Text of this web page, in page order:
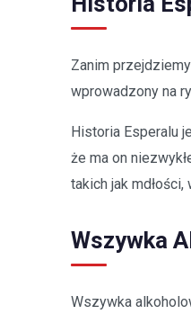
Zanim
wprowadzony na
Historia Esperalu
że ma on
takich jak
Wszywka
Wszywka